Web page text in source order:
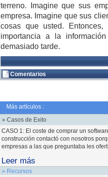
terreno. Imagine que sus
empresa. Imagine que sus
cosas que usted.
importancia a la
demasiado tarde.
Comentarios
Más artículos :
» Casos de Exito
CASO 1: El coste de comprar un
construcción contactó con nosotros
empresas a las que preguntaba les
Leer más
» Recursos